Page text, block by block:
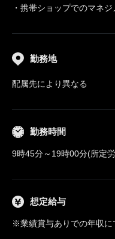
・携帯ショップでのマネ
勤務地
配属先により異なる
勤務時間
9時45分～19時00分(所定
想定給与
※業績賞与ありでの年収に